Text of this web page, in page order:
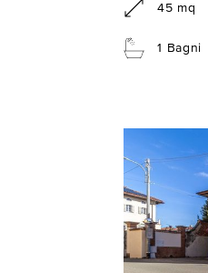
45 mq
1 Bagni